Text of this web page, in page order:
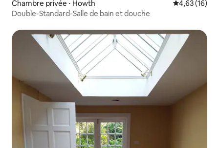
Chambre privée ⋅ Howth Évaluation
4,63 (16)
Double-Standard-Salle de bain et douche